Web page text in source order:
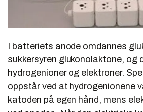
I batteriets anode omdannes
sukkersyren glukonolaktone, og
hydrogenioner og elektroner.
oppstår ved at hydrogenionene
katoden på egen hånd, mens